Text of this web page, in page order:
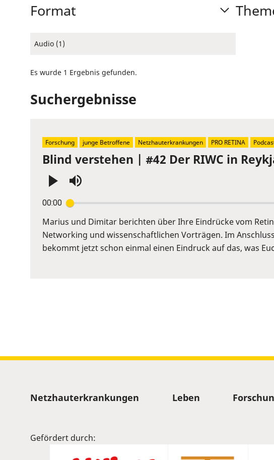
Format
Audio (1)
Es wurde 1 Ergebnis gefunden.
Suchergebnisse
Blind verstehen | #42 Der RIWC in
00:00
Enter
or
Space
to
Marius und Dimitar berichten über Ihre Eindrücke vom
Networking und wissenschaftlichen Vorträgen. Im
bekommt jetzt schon einmal einen Eindruck auf das, was
Forschung junge Betroffene Netzhauterkrankungen PRO RETINA
Sitemap
Netzhauterkrankungen Leben
Gefördert durch: